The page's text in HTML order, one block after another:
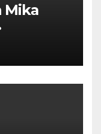
Mika